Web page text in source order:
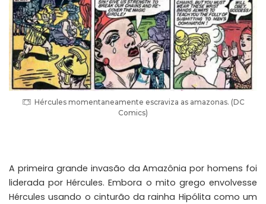
Hércules momentaneamente escraviza as amazonas. (DC
Comics)
A primeira grande invasão da Amazônia por homens foi
liderada por Hércules. Embora o mito grego envolvesse
Hércules usando o cinturão da rainha Hipólita como um